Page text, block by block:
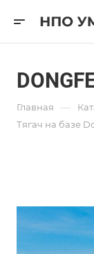
Главная —
Тягач на базе